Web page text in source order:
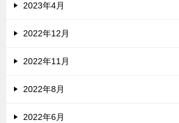
2023年4月
2022年12月
2022年11月
2022年8月
2022年6月